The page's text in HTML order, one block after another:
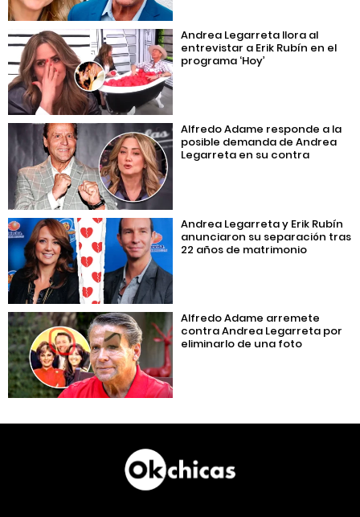
Andrea Legarreta llora al
entrevistar a Erik Rubín en el
programa ‘Hoy’
Alfredo Adame responde a la
posible demanda de Andrea
Legarreta en su contra
Andrea Legarreta y Erik Rubín
anunciaron su separación tras
22 años de matrimonio
Alfredo Adame arremete
contra Andrea Legarreta por
eliminarlo de una foto